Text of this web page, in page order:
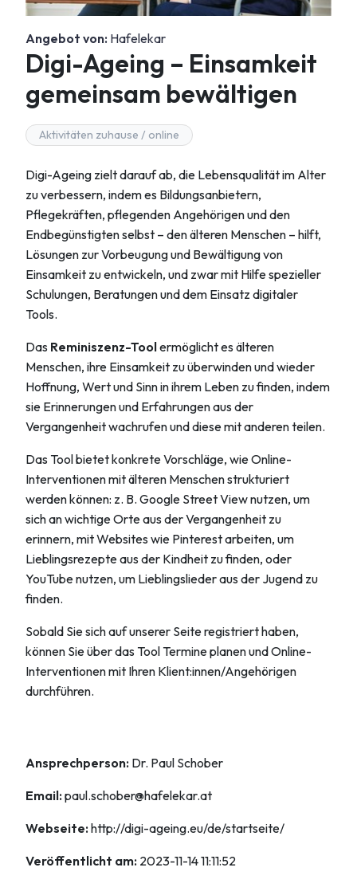
Angebot von: Hafelekar
Digi-Ageing – Einsamkeit
gemeinsam bewältigen
Aktivitäten zuhause / online
Digi-Ageing zielt darauf ab, die Lebensqualität im Alter
zu verbessern, indem es Bildungsanbietern,
Pflegekräften, pflegenden Angehörigen und den
Endbegünstigten selbst – den älteren Menschen – hilft,
Lösungen zur Vorbeugung und Bewältigung von
Einsamkeit zu entwickeln, und zwar mit Hilfe spezieller
Schulungen, Beratungen und dem Einsatz digitaler
Tools.
Das Reminiszenz-Toolermöglicht es älteren
Menschen, ihre Einsamkeit zu überwinden und wieder
Hoffnung, Wert und Sinn in ihrem Leben zu finden, indem
sie Erinnerungen und Erfahrungen aus der
Vergangenheit wachrufen und diese mit anderen teilen.
Das Tool bietet konkrete Vorschläge, wie Online-
Interventionen mit älteren Menschen strukturiert
werden können: z. B. Google Street View nutzen, um
sich an wichtige Orte aus der Vergangenheit zu
erinnern, mit Websites wie Pinterest arbeiten, um
Lieblingsrezepte aus der Kindheit zu finden, oder
YouTube nutzen, um Lieblingslieder aus der Jugend zu
finden.
Sobald Sie sich auf unserer Seite registriert haben,
können Sie über das Tool Termine planen und Online-
Interventionen mit Ihren Klient:innen/Angehörigen
durchführen.
Ansprechperson: Dr. Paul Schober
Email:paul.schober@hafelekar.at
Webseite:http://digi-ageing.eu/de/startseite/
Veröffentlicht am: 2023-11-14 11:11:52